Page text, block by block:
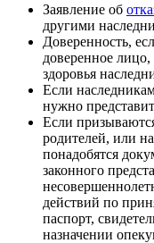
Заявление об
другими
Доверенность,
доверенное лицо,
здоровья
Если
нужно
Если
родителей, или
понадобятся
законного
действий по
паспорт,
назначении